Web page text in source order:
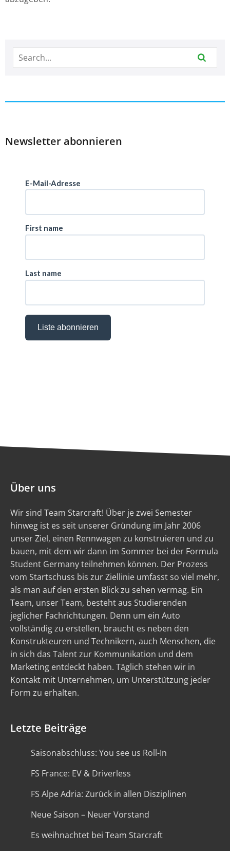
Newsletter abonnieren
Über uns
Wir sind Team Starcraft! Über je zwei Semester
hinweg ist es seit unserer Gründung im Jahr 2006
unser Ziel, einen Rennwagen zu konstruieren und zu
bauen, mit dem wir dann im Sommer bei der Formula
Student Germany teilnehmen können. Der Prozess
vom Startschuss bis zur Ziellinie umfasst so viel mehr,
als man auf den ersten Blick zu sehen vermag. Ein
Team, unser Team, besteht aus Studierenden
jeglicher Fachrichtungen. Denn um ein Auto
vollständig zu erstellen, braucht es neben den
Konstrukteuren und Technikern, auch Menschen, die
in sich das Talent zur Kommunikation und dem
Marketing entdeckt haben. Täglich stehen wir in
Kontakt mit Unternehmen, um Unterstützung jeder
Form zu erhalten.
Letzte Beiträge
Saisonabschluss: You see us Roll-In
FS France: EV & Driverless
FS Alpe Adria: Zurück in allen Disziplinen
Neue Saison – Neuer Vorstand
Es weihnachtet bei Team Starcraft